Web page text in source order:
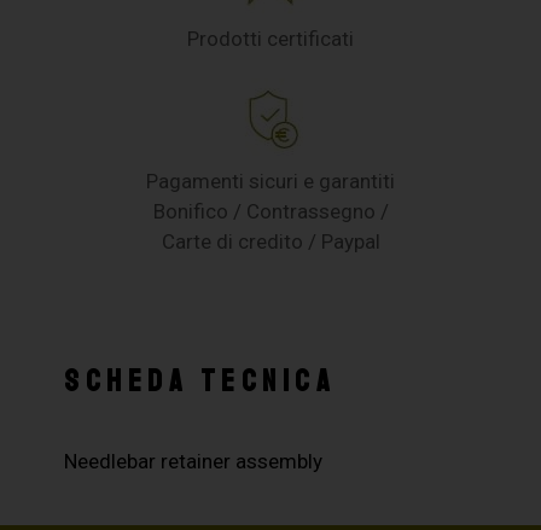
Prodotti certificati
Pagamenti sicuri e garantiti
Bonifico / Contrassegno /
Carte di credito / Paypal
SCHEDA TECNICA
Needlebar retainer assembly